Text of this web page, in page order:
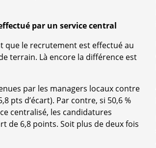
par un service central
que le recrutement est effectué au
terrain. Là encore la différence est
par les managers locaux contre
pts d’écart). Par contre, si 50,6 %
centralisé, les candidatures
de 6,8 points. Soit plus de deux fois